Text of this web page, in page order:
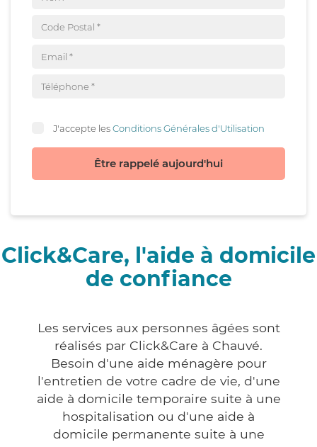
J'accepte lesConditions Générales d'Utilisation
Être rappelé aujourd'hui
Click&Care, l'aide à domicile
de confiance
Les services aux personnes âgées sont
réalisés par Click&Care à Chauvé.
Besoin d'une aide ménagère pour
l'entretien de votre cadre de vie, d'une
aide à domicile temporaire suite à une
hospitalisation ou d'une aide à
domicile permanente suite à une